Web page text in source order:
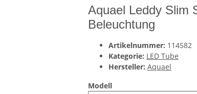
Aquael Leddy Slim
Beleuchtung
Artikelnummer: 114582
Kategorie: LED Tube
Hersteller: Aquael
Modell